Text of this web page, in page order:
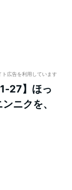
ト広告を利用しています
27】ほっ
ニクを、